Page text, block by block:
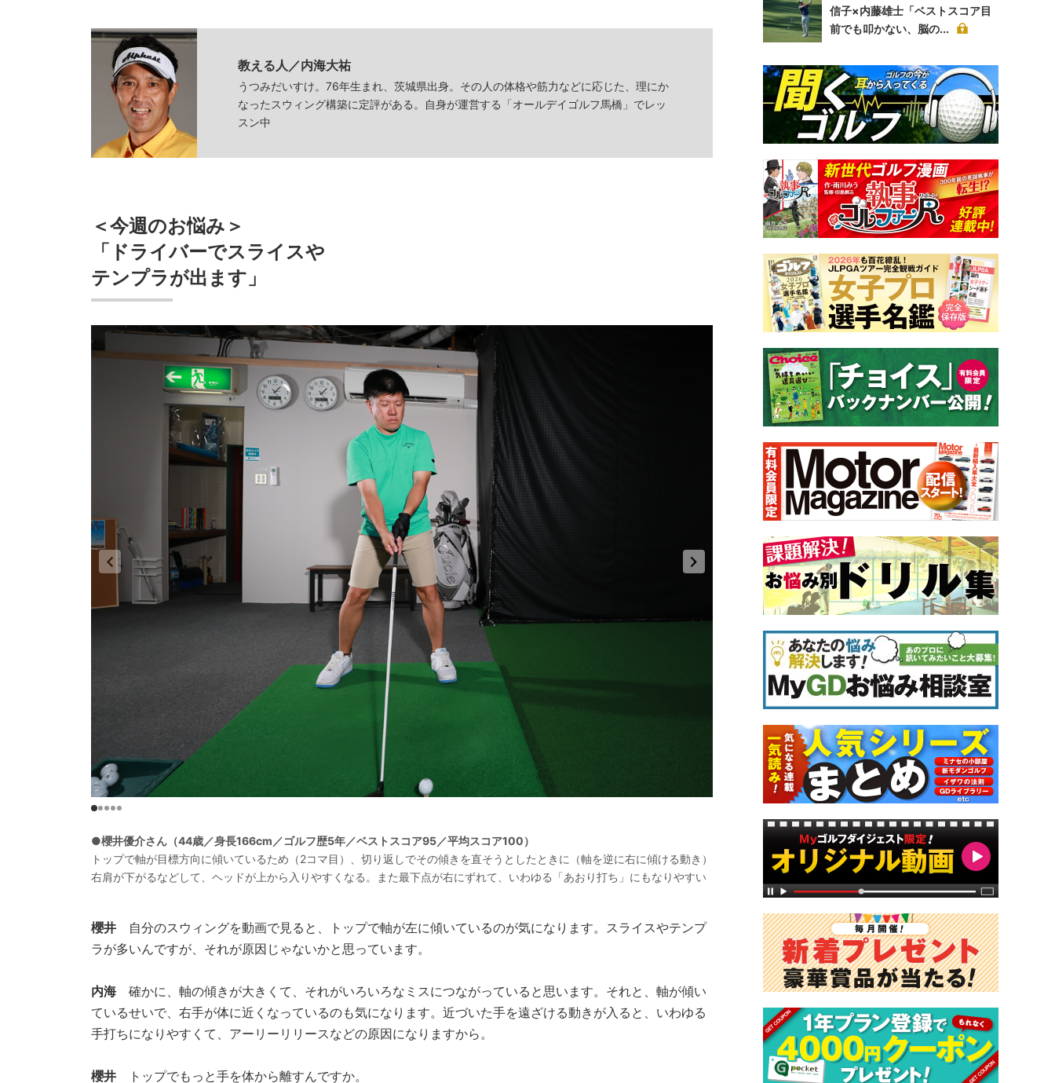
教える人／内海大祐
うつみだいすけ。76年生まれ、茨城県出身。その人の体格や筋力などに応じた、理にか
なったスウィング構築に定評がある。自身が運営する「オールデイゴルフ馬橋」でレッ
スン中
＜今週のお悩み＞
「ドライバーでスライスや
テンプラが出ます」
●櫻井優介さん（44歳／身長166cm／ゴルフ歴5年／ベストスコア95／平均スコア100）
トップで軸が目標方向に傾いているため（2コマ目）、切り返しでその傾きを直そうとしたときに（軸を逆に右に傾ける動き）
右肩が下がるなどして、ヘッドが上から入りやすくなる。また最下点が右にずれて、いわゆる「あおり打ち」にもなりやすい
櫻井 自分のスウィングを動画で見ると、トップで軸が左に傾いているのが気になります。スライスやテンプ
ラが多いんですが、それが原因じゃないかと思っています。
内海 確かに、軸の傾きが大きくて、それがいろいろなミスにつながっていると思います。それと、軸が傾い
ているせいで、右手が体に近くなっているのも気になります。近づいた手を遠ざける動きが入ると、いわゆる
手打ちになりやすくて、アーリーリリースなどの原因になりますから。
櫻井 トップでもっと手を体から離すんですか。
信子×内藤雄士「ベストスコア目
前でも叩かない、脳の...